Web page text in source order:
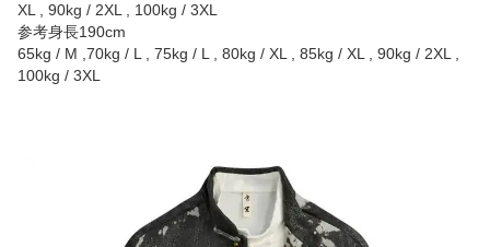
XL , 90kg / 2XL , 100kg / 3XL
参考身長190cm
65kg / M ,70kg / L , 75kg / L , 80kg / XL , 85kg / XL , 90kg / 2XL ,
100kg / 3XL